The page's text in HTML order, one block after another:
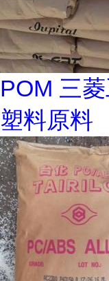
POM 三
塑料原料